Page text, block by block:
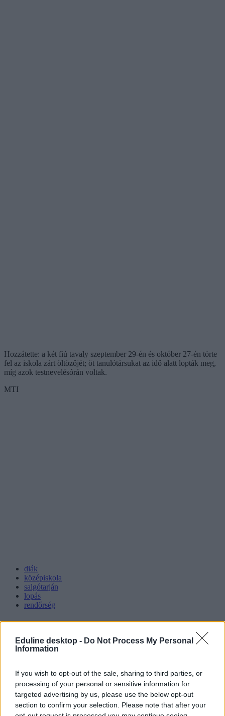
Eduline desktop - Do Not Process My Personal
Information
If you wish to opt-out of the sale, sharing to third parties, or
processing of your personal or sensitive information for
targeted advertising by us, please use the below opt-out
section to confirm your selection. Please note that after your
Hozzátette: a két fiú tavaly szeptember 29-én és október 27-én törte
fel az iskola zárt öltözőjét; öt tanulótársukat az idő alatt lopták meg,
míg azok testnevelésórán voltak.
MTI
diák
középiskola
salgótarján
lopás
rendőrség